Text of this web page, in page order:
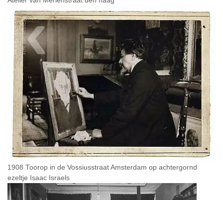
1908 Toorop in de Vossiusstraat Amsterdam op achtergornd
ezeltje Isaac Israels